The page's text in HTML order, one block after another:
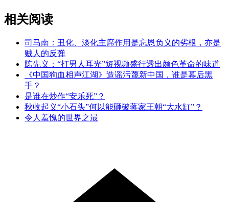
相关阅读
司马南：丑化、淡化主席作用是忘恩负义的劣根，亦是
贼人的反弹
陈先义：“打男人耳光”短视频盛行透出颜色革命的味道
《中国狗血相声江湖》造谣污蔑新中国，谁是幕后黑
手？
是谁在炒作“安乐死”？
秋收起义“小石头”何以能砸破蒋家王朝“大水缸”？
令人羞愧的世界之最